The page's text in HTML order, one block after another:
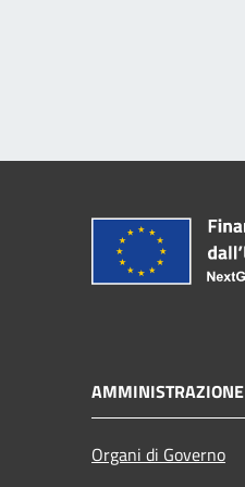
AMMINISTRAZIONE
Organi di Governo